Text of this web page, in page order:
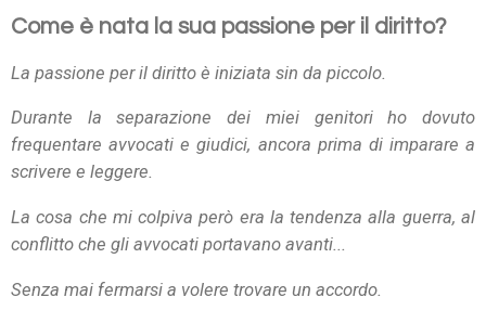
Come è nata la sua passione per il diritto?
La passione per il diritto è iniziata sin da piccolo.
Durante la separazione dei miei genitori ho dovuto
frequentare avvocati e giudici, ancora prima di imparare a
scrivere e leggere.
La cosa che mi colpiva però era la tendenza alla guerra, al
conflitto che gli avvocati portavano avanti...
Senza mai fermarsi a volere trovare un accordo.